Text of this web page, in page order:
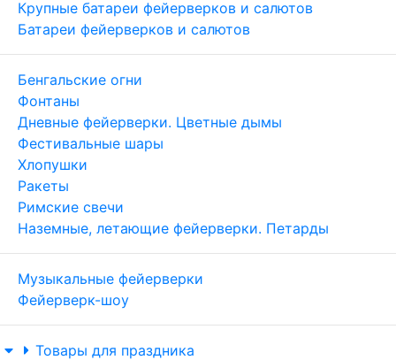
Крупные батареи фейерверков и салютов
Батареи фейерверков и салютов
Бенгальские огни
Фонтаны
Дневные фейерверки. Цветные дымы
Фестивальные шары
Хлопушки
Ракеты
Римские свечи
Наземные, летающие фейерверки. Петарды
Музыкальные фейерверки
Фейерверк-шоу
Товары для праздника